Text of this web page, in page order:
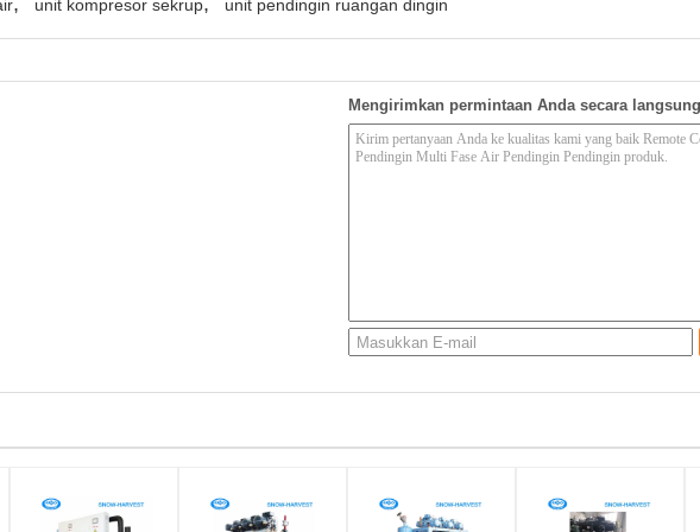
unit kompresor sekrup unit pendingin ruangan dingin
Mengirimkan permintaan Anda secara